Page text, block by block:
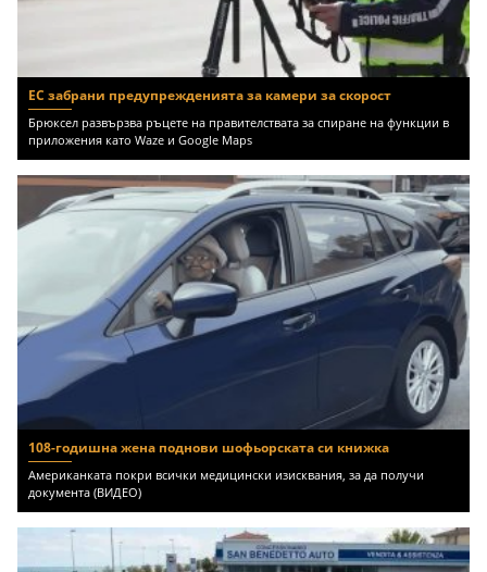
ЕС забрани предупрежденията за камери за скорост
Брюксел развързва ръцете на правителствата за спиране на функции в
приложения като Waze и Google Maps
108-годишна жена поднови шофьорската си книжка
Американката покри всички медицински изисквания, за да получи
документа (ВИДЕО)